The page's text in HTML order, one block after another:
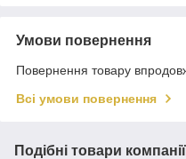
Умови повернення
Повернення товару
Всі умови повернення
Подібні товари компанії